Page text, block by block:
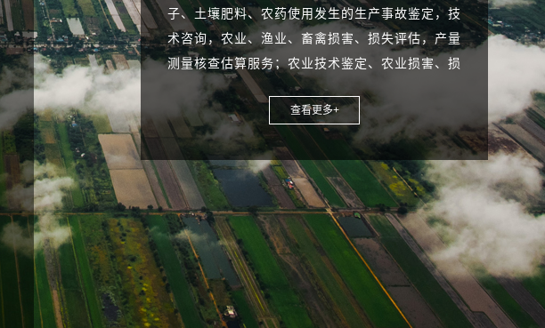
子、土壤肥料、农药使用发生的生产事故鉴定，技
术咨询，农业、渔业、畜禽损害、损失评估，产量
测量核查估算服务；农业技术鉴定、农业损害、损
失产量评估、损害成因鉴定
农作物、土肥、品
种、种子品质、农药、漂移损害鉴定与农业环境损
害鉴定、损害损失评估鉴证：
农业资源资产鉴定与评估的主要为农业〔种
植业〕 农作物、畜牧业、副业、林业、渔业(水产
业)五业的统称，包括农作物技术鉴定、土地耕地
破坏司法鉴定、价值及受灾核查损失评估；林业技
术鉴定咨询、价值及受灾损失核查评估；农业作物
病虫害鉴定、核查及价值评估；畜牧业损害技术鉴
价值及受灾损失评估；浮游生物价值及受灾损失鉴
查看更多+